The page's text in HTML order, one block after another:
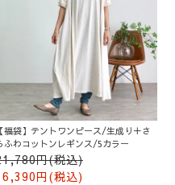
【福袋】テントワンピース/生成り＋さ
ふわコットンレギンス/5カラー
円(税込)
円(税込)